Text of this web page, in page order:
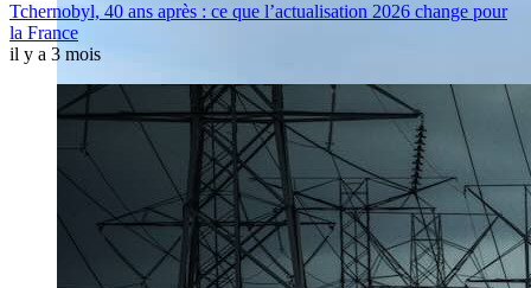
Tchernobyl, 40 ans après : ce que l’actualisation 2026 change pour
la France
il y a 3 mois